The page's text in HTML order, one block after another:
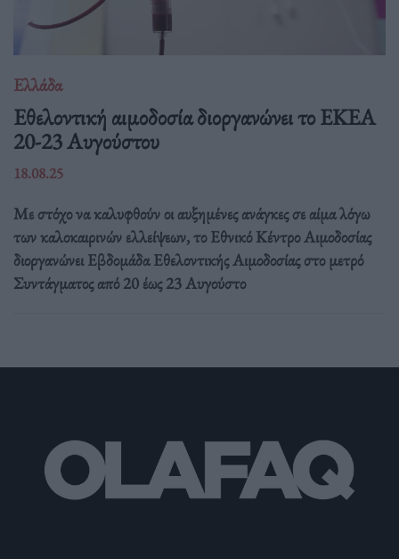
Ελλάδα
Eθελοντική αιμοδοσία διοργανώνει το ΕΚΕΑ
20-23 Αυγούστου
18.08.25
Με στόχο να καλυφθούν οι αυξημένες ανάγκες σε αίμα λόγω
των καλοκαιρινών ελλείψεων, το Εθνικό Κέντρο Αιμοδοσίας
διοργανώνει Εβδομάδα Εθελοντικής Αιμοδοσίας στο μετρό
Συντάγματος από 20 έως 23 Αυγούστο